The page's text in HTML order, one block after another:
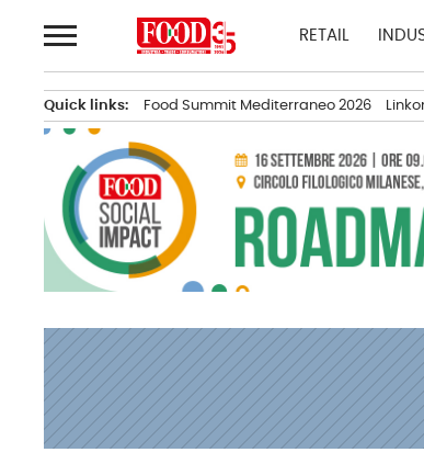
al
RETAIL
Quick links: Food Summit Mediterraneo 2026